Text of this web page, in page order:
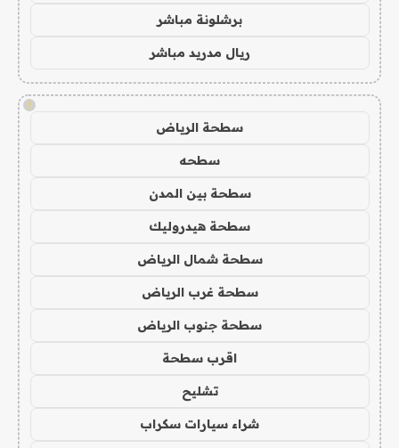
برشلونة مباشر
ريال مدريد مباشر
!
سطحة الرياض
سطحه
سطحة بين المدن
سطحة هيدروليك
سطحة شمال الرياض
سطحة غرب الرياض
سطحة جنوب الرياض
اقرب سطحة
تشليح
شراء سيارات سكراب